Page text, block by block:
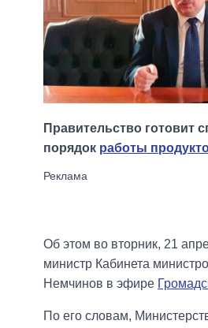
Правительство готовит
порядок работы
Об этом во вторник, 21
министр Кабинета
Немчинов в эфире
По его словам,